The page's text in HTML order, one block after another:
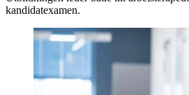
kandidatexamen.